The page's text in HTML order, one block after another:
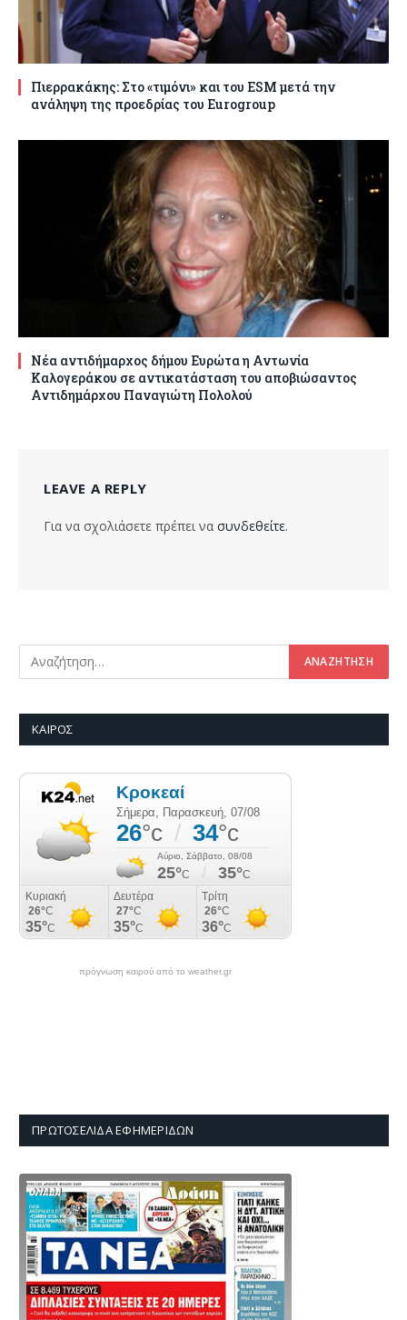
Πιερρακάκης: Στο «τιμόνι» και του ESM μετά την
ανάληψη της προεδρίας του Eurogroup
Νέα αντιδήμαρχος δήμου Ευρώτα η Αντωνία
Καλογεράκου σε αντικατάσταση του αποβιώσαντος
Αντιδημάρχου Παναγιώτη Πολολού
LEAVE A REPLY
Για να σχολιάσετε πρέπει να συνδεθείτε.
ΚΑΙΡΌΣ
πρόγνωση καιρού από το weather.gr
ΠΡΩΤΟΣΈΛΙΔΑ ΕΦΗΜΕΡΊΔΩΝ